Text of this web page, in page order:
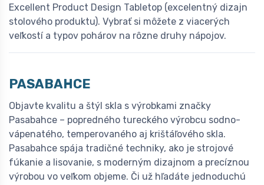
Excellent Product Design Tabletop (excelentný dizajn
stolového produktu). Vybrať si môžete z viacerých
veľkostí a typov pohárov na rôzne druhy nápojov.
PASABAHCE
Objavte kvalitu a štýl skla s výrobkami značky
Pasabahce – popredného tureckého výrobcu sodno-
vápenatého, temperovaného aj krištáľového skla.
Pasabahce spája tradičné techniky, ako je strojové
fúkanie a lisovanie, s moderným dizajnom a precíznou
výrobou vo veľkom objeme. Či už hľadáte jednoduchú